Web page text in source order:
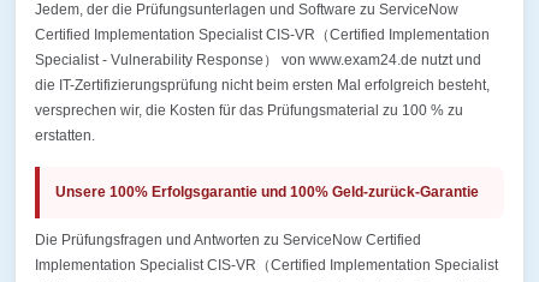
Jedem, der die Prüfungsunterlagen und Software zu ServiceNow
Certified Implementation Specialist CIS-VR（Certified Implementation
Specialist - Vulnerability Response） von www.exam24.de nutzt und
die IT-Zertifizierungsprüfung nicht beim ersten Mal erfolgreich besteht,
versprechen wir, die Kosten für das Prüfungsmaterial zu 100 % zu
erstatten.
Unsere 100% Erfolgsgarantie und 100% Geld-zurück-Garantie
Die Prüfungsfragen und Antworten zu ServiceNow Certified
Implementation Specialist CIS-VR（Certified Implementation Specialist